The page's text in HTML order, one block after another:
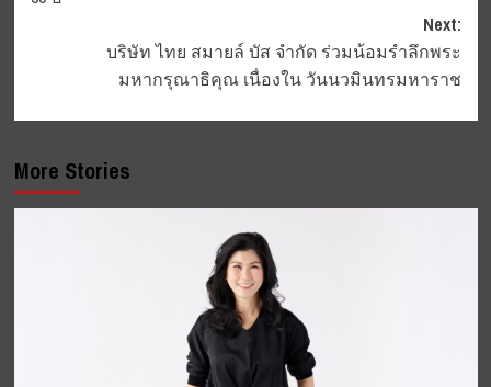
Next:
บริษัท ไทย สมายล์ บัส จำกัด ร่วมน้อมรำลึกพระ
มหากรุณาธิคุณ เนื่องใน วันนวมินทรมหาราช
More Stories